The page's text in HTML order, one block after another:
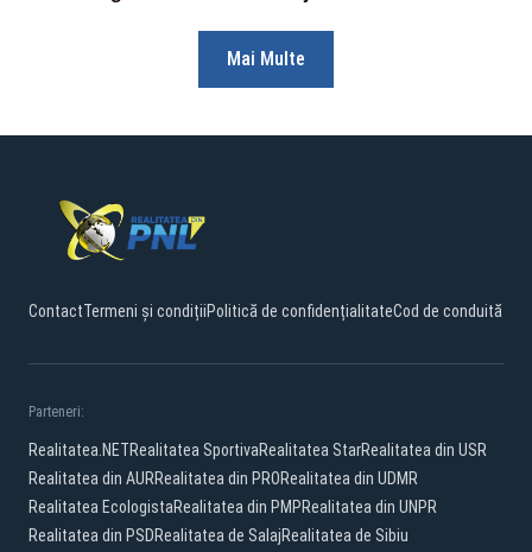
Mai Multe
ContactTermeni și condițiiPolitică de confidențialitateCod de conduită
Parteneri:
Realitatea.NETRealitatea SportivaRealitatea StarRealitatea din USR
Realitatea din AURRealitatea din PRORealitatea din UDMR
Realitatea EcologistaRealitatea din PMPRealitatea din UNPR
Realitatea din PSDRealitatea de SalajRealitatea de Sibiu